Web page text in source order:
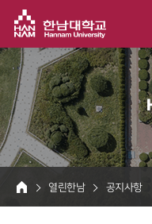
HOME
열린한남 공지사항